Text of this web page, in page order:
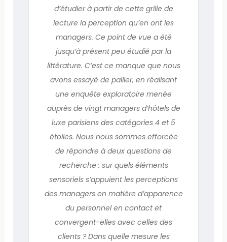
d’étudier à partir de cette grille de
lecture la perception qu’en ont les
managers. Ce point de vue a été
jusqu’à présent peu étudié par la
littérature. C’est ce manque que nous
avons essayé de pallier, en réalisant
une enquête exploratoire menée
auprès de vingt managers d’hôtels de
luxe parisiens des catégories 4 et 5
étoiles. Nous nous sommes efforcée
de répondre à deux questions de
recherche : sur quels éléments
sensoriels s’appuient les perceptions
des managers en matière d’apparence
du personnel en contact et
convergent-elles avec celles des
clients ? Dans quelle mesure les